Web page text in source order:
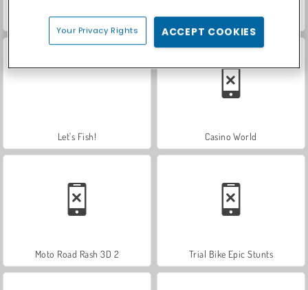
ASMR Makeover & Makeup Studio Farm Merge Valley
Let's Fish! Casino World
Moto Road Rash 3D 2 Trial Bike Epic Stunts
Your Privacy Rights ACCEPT COOKIES